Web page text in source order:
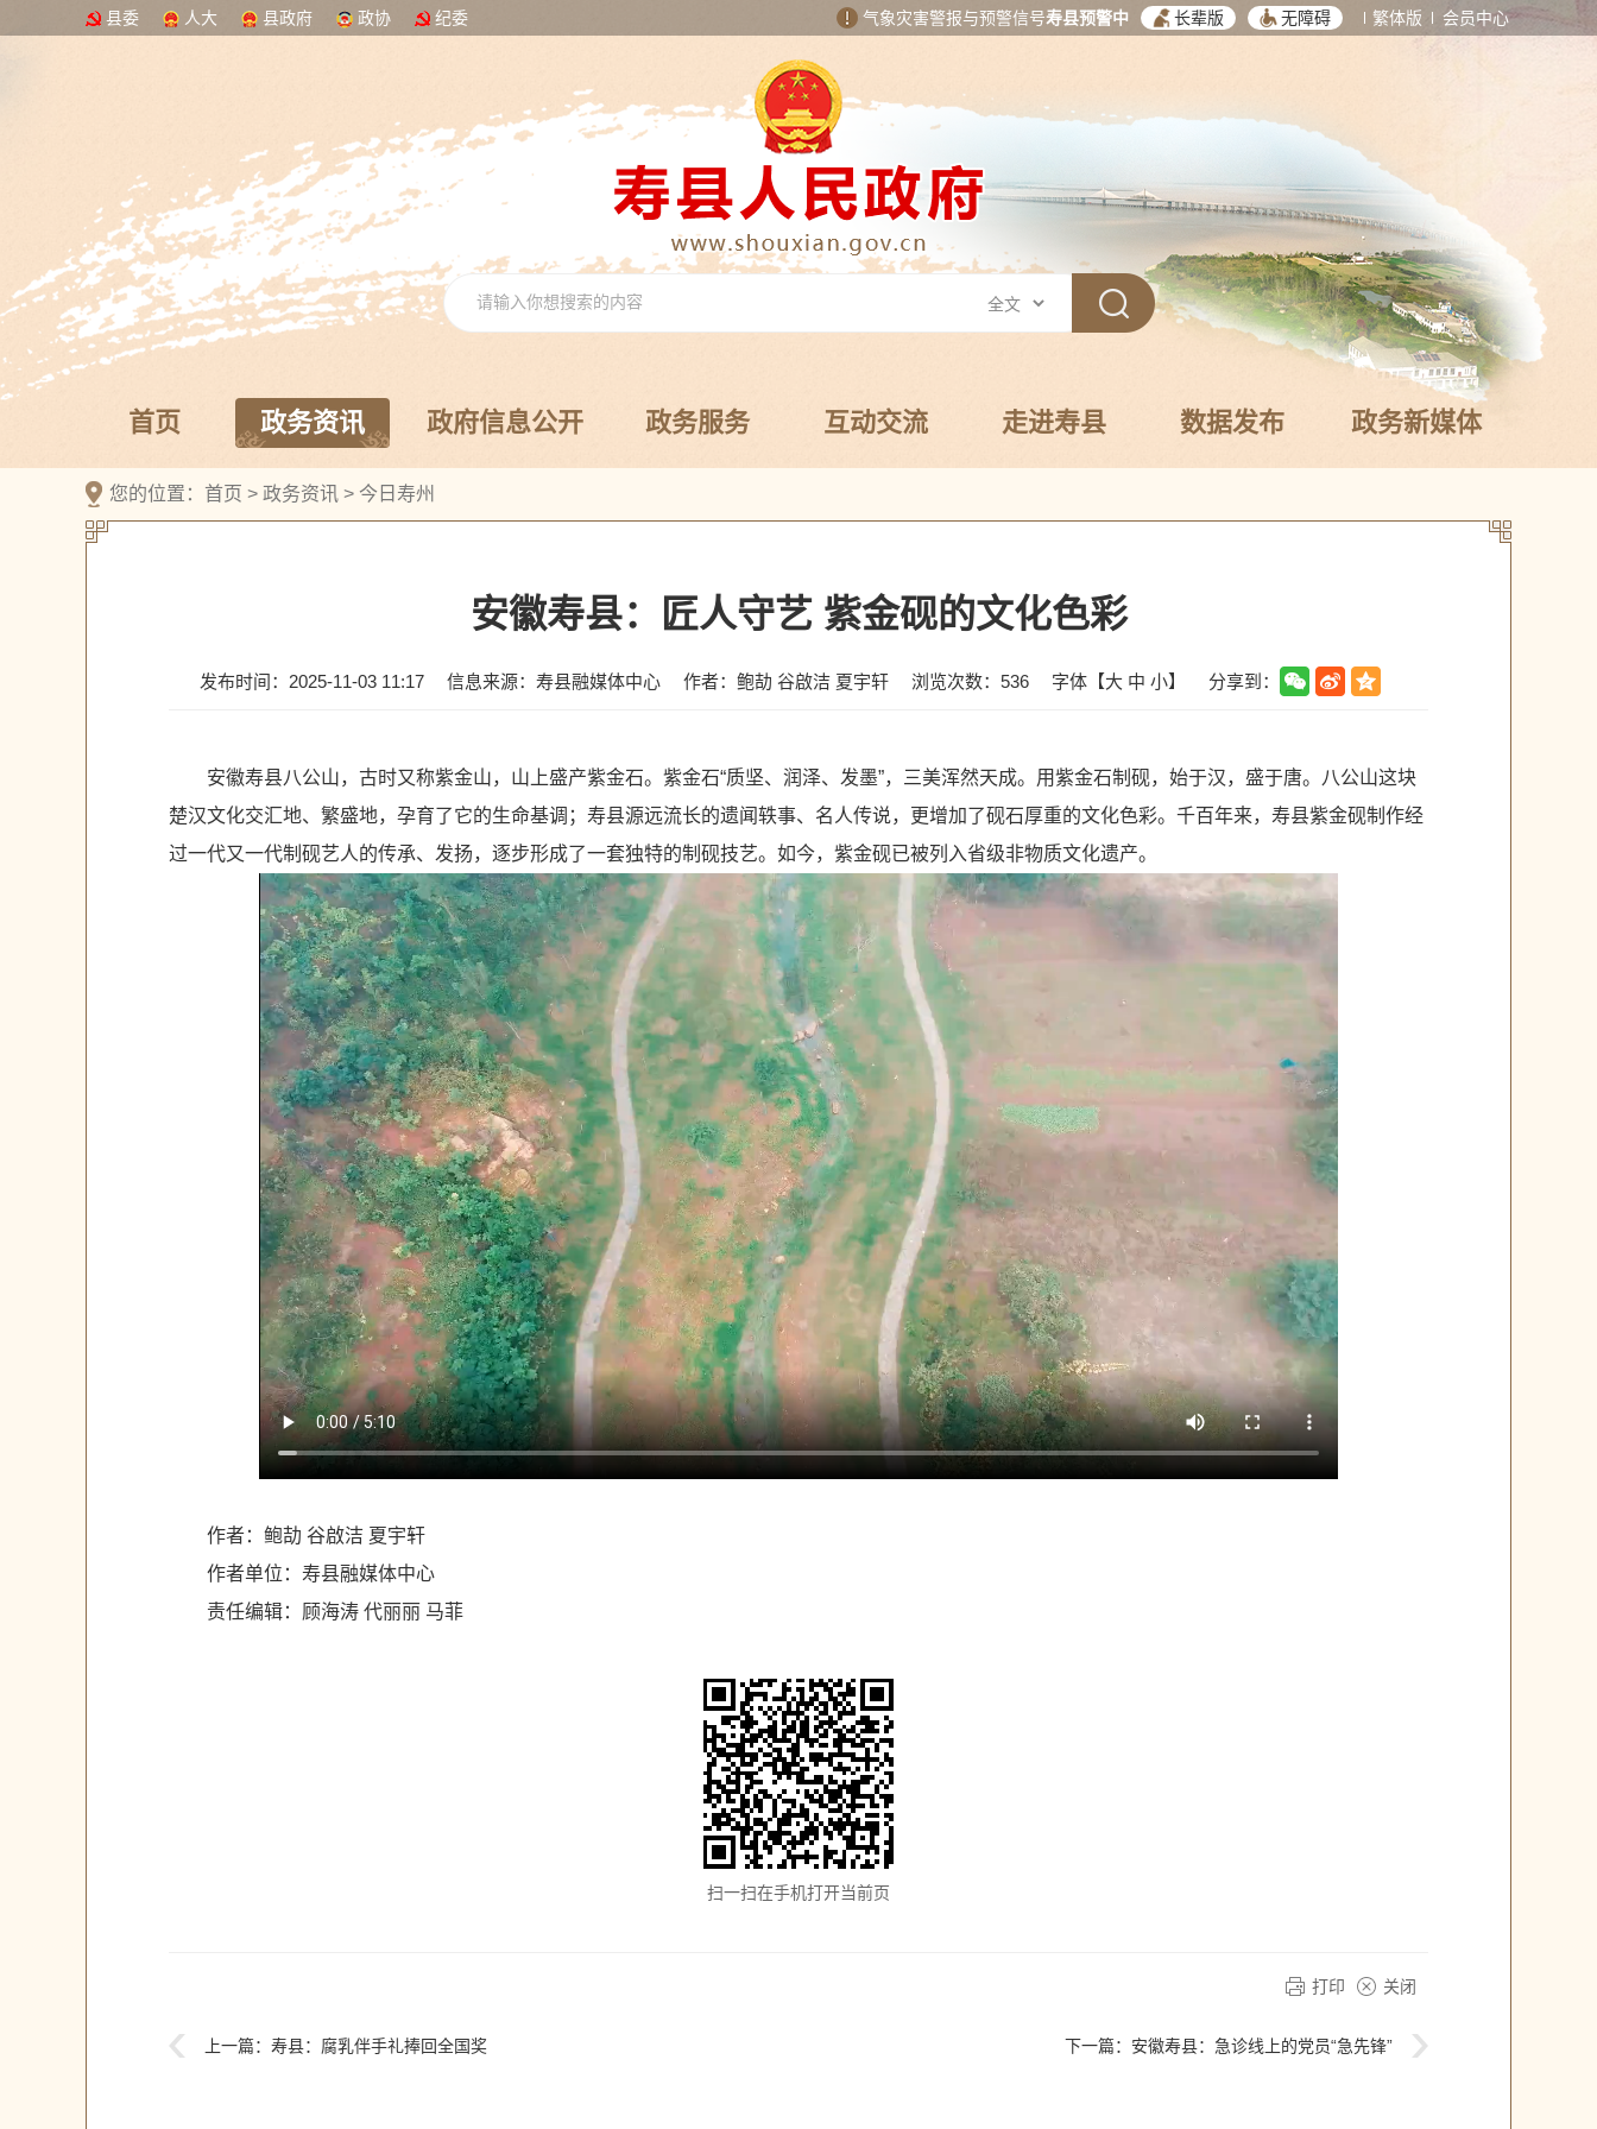
县委 人大 县政府 政协 纪委 气象灾害警报与预警信号寿县预警中 长辈版 无障碍 繁体版 会员中心
首页 政务资讯 政府信息公开 政务服务 互动交流 走进寿县 数据发布 政务新媒体
您的位置： 首页 > 政务资讯 > 今日寿州
安徽寿县：匠人守艺 紫金砚的文化色彩
发布时间：2025-11-03 11:17 信息来源：寿县融媒体中心 作者：鲍劼 谷啟洁 夏宇轩 浏览次数： 536 字体【大 中 小】 分享到：
安徽寿县八公山，古时又称紫金山，山上盛产紫金石。紫金石“质坚、润泽、发墨”，三美浑然天成。用紫金石制砚，始于汉，盛于唐。八公山这块
楚汉文化交汇地、繁盛地，孕育了它的生命基调；寿县源远流长的遗闻轶事、名人传说，更增加了砚石厚重的文化色彩。千百年来，寿县紫金砚制作经
过一代又一代制砚艺人的传承、发扬，逐步形成了一套独特的制砚技艺。如今，紫金砚已被列入省级非物质文化遗产。
作者：鲍劼 谷啟洁 夏宇轩
作者单位：寿县融媒体中心
责任编辑：顾海涛 代丽丽 马菲
扫一扫在手机打开当前页
打印 关闭
上一篇： 寿县：腐乳伴手礼捧回全国奖 下一篇： 安徽寿县：急诊线上的党员“急先锋”